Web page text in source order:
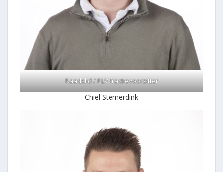
Raadslid / PLV fractievoorzitter
Chiel Stemerdink